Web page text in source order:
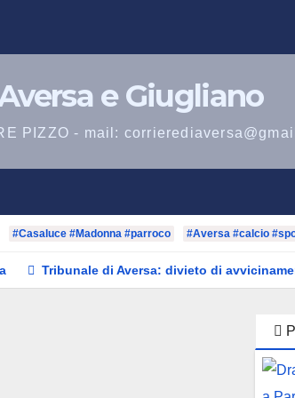
e Giugliano
PIZZO - mail:
#Casaluce #Madonna #parroco #Aversa #calcio
Tribunale di Aversa: divieto di